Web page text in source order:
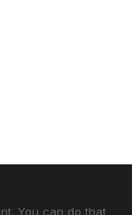
You can do that